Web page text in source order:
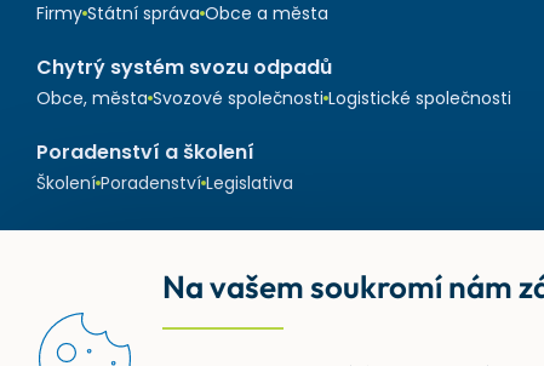
Firmy Státní správa Obce a města
Chytrý systém svozu odpadů
Obce, města Svozové společnosti Logistické společnosti
Poradenství a školení
Školení Poradenství Legislativa
Na vašem soukromí nám